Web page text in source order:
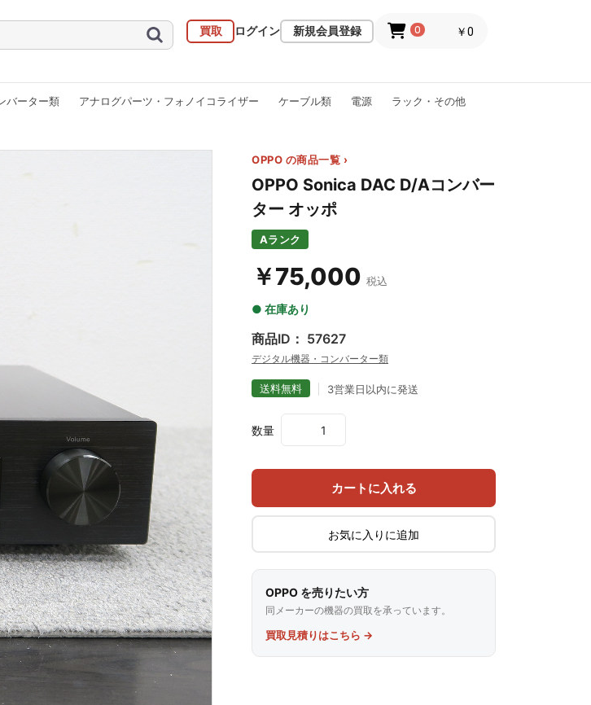
買取 ログイン 新規会員登録 0 ￥0
バーター類 アナログパーツ・フォノイコライザー ケーブル類 電源 ラック・その他
OPPO の商品一覧 ›
OPPO Sonica DAC D/Aコンバー
ター オッポ
Aランク
￥75,000 税込
● 在庫あり
商品ID： 57627
デジタル機器・コンバーター類
送料無料 3営業日以内に発送
数量
カートに入れる
お気に入りに追加
OPPO を売りたい方
同メーカーの機器の買取を承っています。
買取見積りはこちら →